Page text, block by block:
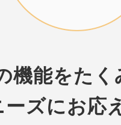
機能をた
ーズにお応